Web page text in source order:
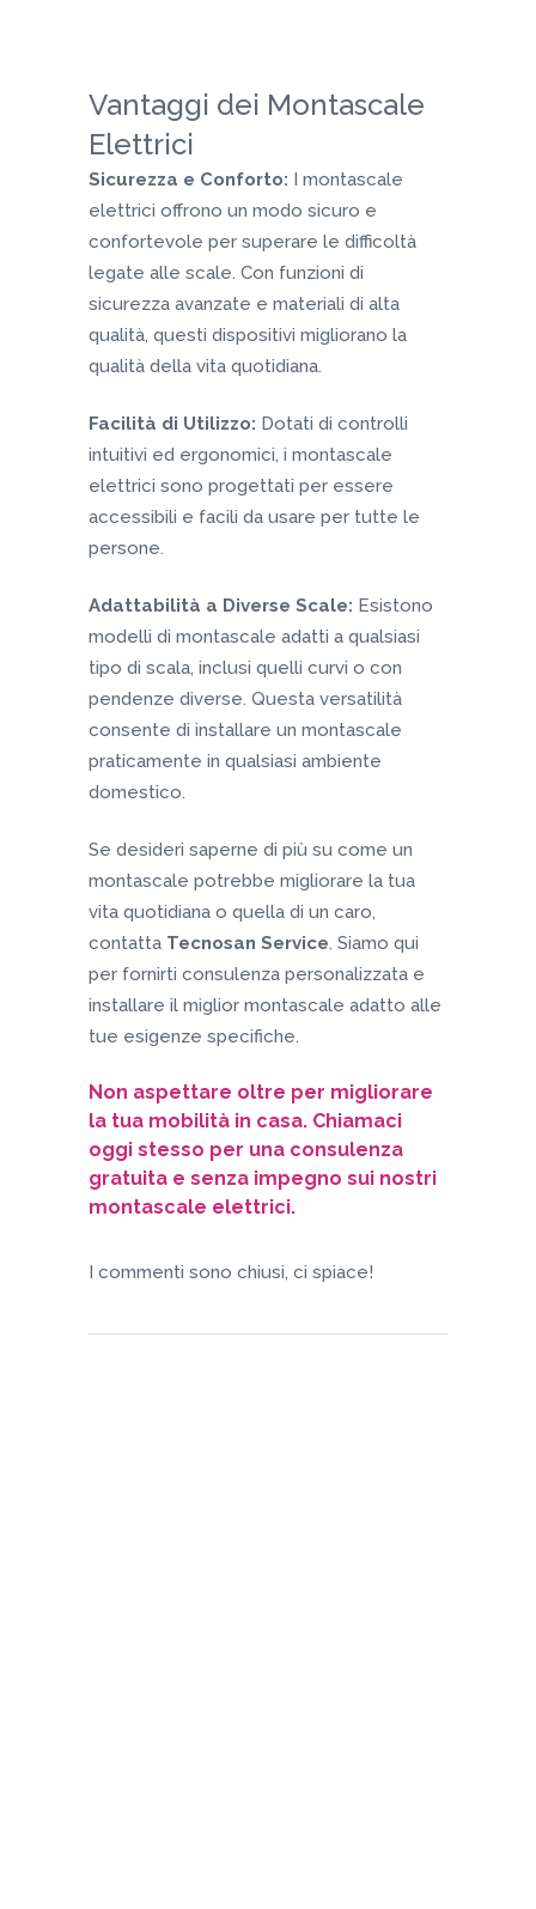
Vantaggi dei Montascale
Elettrici
Sicurezza e Conforto: I montascale
elettrici offrono un modo sicuro e
confortevole per superare le difficoltà
legate alle scale. Con funzioni di
sicurezza avanzate e materiali di alta
qualità, questi dispositivi migliorano la
qualità della vita quotidiana.
Facilità di Utilizzo: Dotati di controlli
intuitivi ed ergonomici, i montascale
elettrici sono progettati per essere
accessibili e facili da usare per tutte le
persone.
Adattabilità a Diverse Scale: Esistono
modelli di montascale adatti a qualsiasi
tipo di scala, inclusi quelli curvi o con
pendenze diverse. Questa versatilità
consente di installare un montascale
praticamente in qualsiasi ambiente
domestico.
Se desideri saperne di più su come un
montascale potrebbe migliorare la tua
vita quotidiana o quella di un caro,
contatta Tecnosan Service. Siamo qui
per fornirti consulenza personalizzata e
installare il miglior montascale adatto alle
tue esigenze specifiche.
Non aspettare oltre per migliorare
la tua mobilità in casa. Chiamaci
oggi stesso per una consulenza
gratuita e senza impegno sui nostri
montascale elettrici.
I commenti sono chiusi, ci spiace!